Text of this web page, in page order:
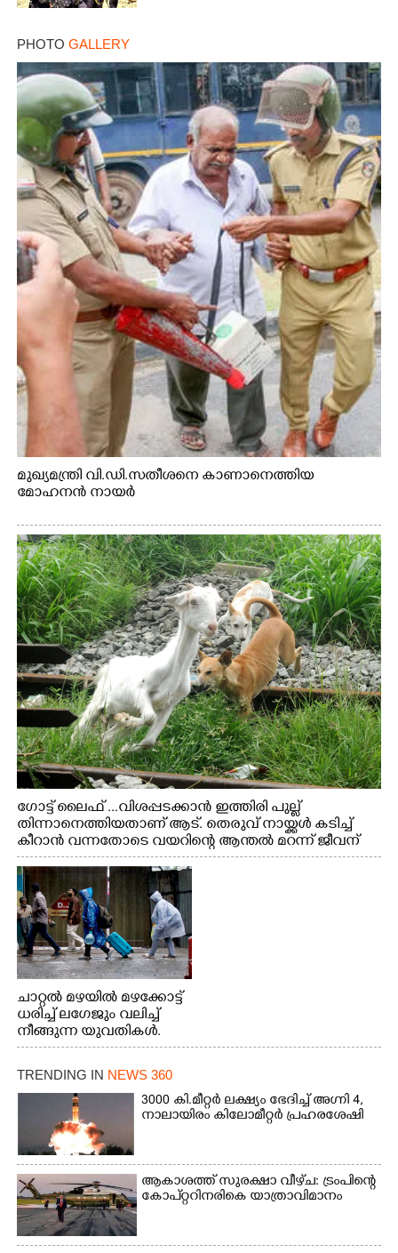
PHOTO GALLERY
മുഖ്യമന്ത്രി വി.ഡി.സതീശനെ കാണാനെത്തിയ
മോഹനൻ നായർ
ഗോട്ട് ലൈഫ് ...വിശപ്പടക്കാൻ ഇത്തിരി പുല്ല്
തിന്നാനെത്തിയതാണ് ആട്. തെരുവ് നായ്ക്കൾ കടിച്ച്
കീറാൻ വന്നതോടെ വയറിന്റെ ആന്തൽ മറന്ന് ജീവന്
വേണ്ടിയായി ഓട്ടം. എറണാകുളം വാത്തുരുത്തിയിൽ
നിന്നുള്ള കാഴ്ച
ചാറ്റൽ മഴയിൽ മഴക്കോട്ട്
ധരിച്ച് ലഗേജും വലിച്ച്
നീങ്ങുന്ന യുവതികൾ.
എറണാകുളം മേനകയിൽ
നിന്നുള്ള കാഴ്ച
TRENDING IN NEWS 360
3000 കി.മീറ്റർ ലക്ഷ്യം ഭേദിച്ച് അഗ്നി 4,
നാലായിരം കിലോമീറ്റർ പ്രഹരശേഷി
ആകാശത്ത് സുരക്ഷാ വീഴ്‌ച: ട്രംപിന്റെ
കോ‌പ്‌റ്ററിനരികെ യാത്രാവിമാനം